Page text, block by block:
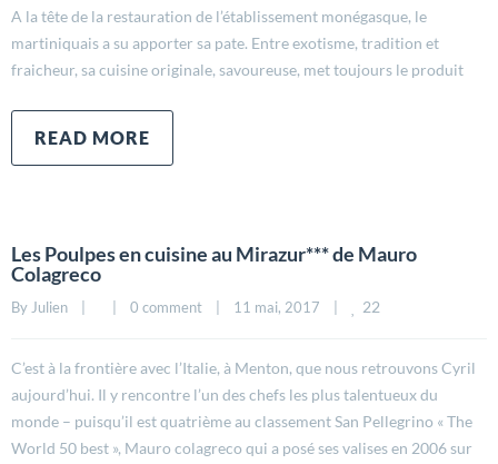
A la tête de la restauration de l’établissement monégasque, le
martiniquais a su apporter sa pate. Entre exotisme, tradition et
fraicheur, sa cuisine originale, savoureuse, met toujours le produit
READ MORE
Les Poulpes en cuisine au Mirazur*** de Mauro
Colagreco
By Julien 0 comment 11 mai, 2017 22
C’est à la frontière avec l’Italie, à Menton, que nous retrouvons Cyril
aujourd’hui. Il y rencontre l’un des chefs les plus talentueux du
monde – puisqu’il est quatrième au classement San Pellegrino « The
World 50 best », Mauro colagreco qui a posé ses valises en 2006 sur